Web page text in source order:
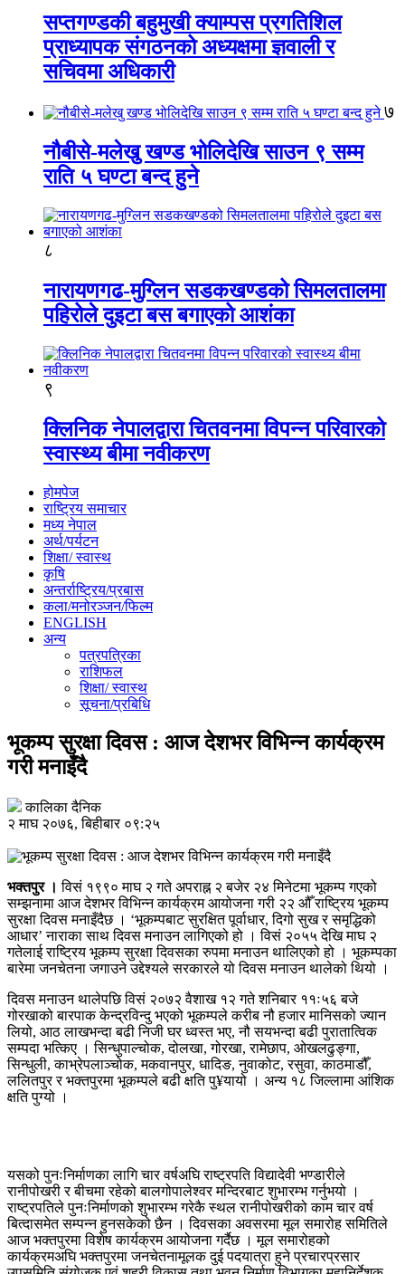
सप्तगण्डकी बहुमुखी क्याम्पस प्रगतिशिल
प्राध्यापक संगठनको अध्यक्षमा ज्ञवाली र
सचिवमा अधिकारी
७
नौबीसे-मलेखु खण्ड भोलिदेखि साउन ९ सम्म
राति ५ घण्टा बन्द हुने
८
नारायणगढ-मुग्लिन सडकखण्डको सिमलतालमा
पहिरोले दुइटा बस बगाएको आशंका
९
क्लिनिक नेपालद्वारा चितवनमा विपन्न परिवारको
स्वास्थ्य बीमा नवीकरण
होमपेज
राष्ट्रिय समाचार
मध्य नेपाल
अर्थ/पर्यटन
शिक्षा/ स्वास्थ
कृषि
अन्तर्राष्ट्रिय/प्रबास
कला/मनोरञ्जन/फिल्म
ENGLISH
अन्य
पत्रपत्रिका
राशिफल
शिक्षा/ स्वास्थ
सूचना/प्रबिधि
भूकम्प सुरक्षा दिवस : आज देशभर विभिन्न कार्यक्रम
गरी मनाइँदै
कालिका दैनिक
२ माघ २०७६, बिहीबार ०९:२५
भक्तपुर । विसं १९९० माघ २ गते अपराह्न २ बजेर २४ मिनेटमा भूकम्प गएको
सम्झनामा आज देशभर विभिन्न कार्यक्रम आयोजना गरी २२ औँ राष्ट्रिय भूकम्प
सुरक्षा दिवस मनाइँदैछ । ‘भूकम्पबाट सुरक्षित पूर्वाधार, दिगो सुख र समृद्धिको
आधार’ नाराका साथ दिवस मनाउन लागिएको हो । विसं २०५५ देखि माघ २
गतेलाई राष्ट्रिय भूकम्प सुरक्षा दिवसका रुपमा मनाउन थालिएको हो । भूकम्पका
बारेमा जनचेतना जगाउने उद्देश्यले सरकारले यो दिवस मनाउन थालेको थियो ।
दिवस मनाउन थालेपछि विसं २०७२ वैशाख १२ गते शनिबार ११ः५६ बजे
गोरखाको बारपाक केन्द्रविन्दु भएको भूकम्पले करीब नौ हजार मानिसको ज्यान
लियो, आठ लाखभन्दा बढी निजी घर ध्वस्त भए, नौ सयभन्दा बढी पुरातात्विक
सम्पदा भत्किए । सिन्धुपाल्चोक, दोलखा, गोरखा, रामेछाप, ओखलढुङ्गा,
सिन्धुली, काभ्रेपलाञ्चोक, मकवानपुर, धादिङ, नुवाकोट, रसुवा, काठमाडौँ,
ललितपुर र भक्तपुरमा भूकम्पले बढी क्षति पु¥यायो । अन्य १८ जिल्लामा आंशिक
क्षति पुग्यो ।
यसको पुनःनिर्माणका लागि चार वर्षअघि राष्ट्रपति विद्यादेवी भण्डारीले
रानीपोखरी र बीचमा रहेको बालगोपालेश्वर मन्दिरबाट शुभारम्भ गर्नुभयो ।
राष्ट्रपतिले पुनःनिर्माणको शुभारम्भ गरेकै स्थल रानीपोखरीको काम चार वर्ष
बित्दासमेत सम्पन्न हुनसकेको छैन । दिवसका अवसरमा मूल समारोह समितिले
आज भक्तपुरमा विशेष कार्यक्रम आयोजना गर्दैछ । मूल समारोहको
कार्यक्रमअघि भक्तपुरमा जनचेतनामूलक दुई पदयात्रा हुने प्रचारप्रसार